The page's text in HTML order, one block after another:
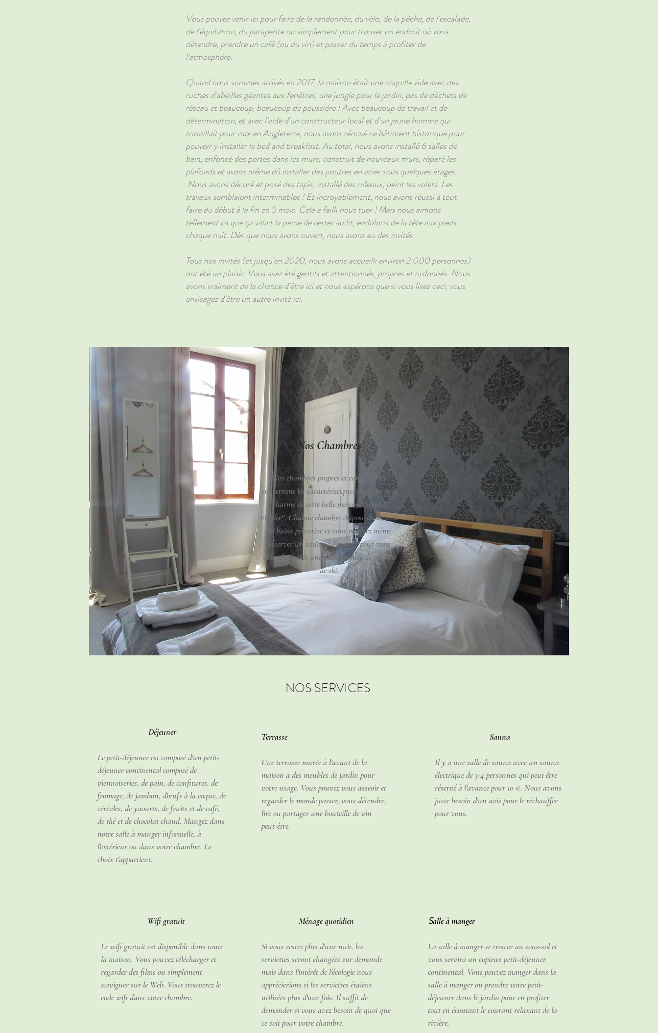
Vous pouvez venir ici pour faire de la randonnée, du vélo, de la pêche, de l'escalade,
de l'équitation, du parapente ou simplement pour trouver un endroit où vous
détendre, prendre un café (ou du vin) et passer du temps à profiter de
l'atmosphère.
Quand nous sommes arrivés en 2017, la maison était une coquille vide avec des
ruches d'abeilles géantes aux fenêtres, une jungle pour le jardin, pas de déchets de
réseau et beaucoup, beaucoup de poussière ! Avec beaucoup de travail et de
détermination, et avec l'aide d'un constructeur local et d'un jeune homme qui
travaillait pour moi en Angleterre, nous avons rénové ce bâtiment historique pour
pouvoir y installer le bed and breakfast. Au total, nous avons installé 6 salles de
bain, enfoncé des portes dans les murs, construit de nouveaux murs, réparé les
plafonds et avons même dû installer des poutres en acier sous quelques étages.
Nous avons décoré et posé des tapis, installé des rideaux, peint les volets. Les
travaux semblaient interminables ! Et incroyablement, nous avons réussi à tout
faire du début à la fin en 5 mois. Cela a failli nous tuer ! Mais nous aimons
tellement ça que ça valait la peine de rester au lit, endoloris de la tête aux pieds
chaque nuit. Dès que nous avons ouvert, nous avons eu des invités.
Tous nos invités (et jusqu'en 2020, nous avons accueilli environ 2 000 personnes)
ont été un plaisir. Vous avez été gentils et attentionnés, propres et ordonnés. Nous
avons vraiment de la chance d'être ici et nous espérons que si vous lisez ceci, vous
envisagez d'être un autre invité ici.
Nos Chambres
Nos chambres propres et confortables
conservent les caractéristiques d'origine et le
charme de cette belle maison "Second
Empire". Chaque chambre dispose d'une salle
de bains privative et vous pourrez même
réserver un sauna à l'avance pour vous
détendre après une dure journée de vélo ou
de ski.
NOS SERVICES
Déjeuner
Le petit-déjeuner est composé d'un petit-
déjeuner continental composé de
viennoiseries, de pain, de confitures, de
fromage, de jambon, d'œufs à la coque, de
céréales, de yaourts, de fruits et de café,
de thé et de chocolat chaud. Mangez dans
notre salle à manger informelle, à
l'extérieur ou dans votre chambre. Le
choix t'appartient.
Wifi gratuit
Le wifi gratuit est disponible dans toute
la maison. Vous pouvez télécharger et
regarder des films ou simplement
naviguer sur le Web. Vous trouverez le
code wifi dans votre chambre.
Terrasse
Une terrasse murée à l'avant de la
maison a des meubles de jardin pour
votre usage. Vous pouvez vous asseoir et
regarder le monde passer, vous détendre,
lire ou partager une bouteille de vin
peut-être.
Ménage quotidien
Si vous restez plus d'une nuit, les
serviettes seront changées sur demande
mais dans l'intérêt de l'écologie nous
apprécierions si les serviettes étaient
utilisées plus d'une fois. Il suffit de
demander si vous avez besoin de quoi que
ce soit pour votre chambre.
Sauna
Il y a une salle de sauna avec un sauna
électrique de 3-4 personnes qui peut être
réservé à l'avance pour 10 €. Nous avons
juste besoin d'un avis pour le réchauffer
pour vous.
Salle à manger
La salle à manger se trouve au sous-sol et
vous servira un copieux petit-déjeuner
continental. Vous pouvez manger dans la
salle à manger ou prendre votre petit-
déjeuner dans le jardin pour en profiter
tout en écoutant le courant relaxant de la
rivière.